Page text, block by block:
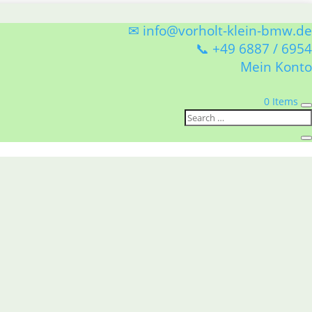
✉ info@vorholt-klein-bmw.de
📞 +49 6887 / 6954
Mein Konto
0 Items